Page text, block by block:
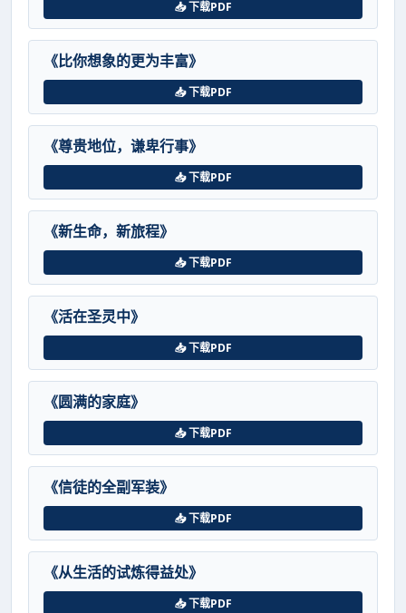
📥 下载PDF
《比你想象的更为丰富》
📥 下载PDF
《尊贵地位，谦卑行事》
📥 下载PDF
《新生命，新旅程》
📥 下载PDF
《活在圣灵中》
📥 下载PDF
《圆满的家庭》
📥 下载PDF
《信徒的全副军装》
📥 下载PDF
《从生活的试炼得益处》
📥 下载PDF